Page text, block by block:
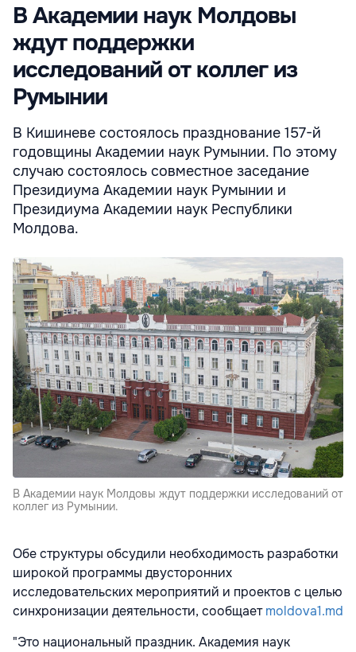
В Академии наук Молдовы
ждут поддержки
исследований от коллег из
Румынии
В Кишиневе состоялось празднование 157-й
годовщины Академии наук Румынии. По этому
случаю состоялось совместное заседание
Президиума Академии наук Румынии и
Президиума Академии наук Республики
Молдова.
В Академии наук Молдовы ждут поддержки исследований от
коллег из Румынии.
Обе структуры обсудили необходимость разработки
широкой программы двусторонних
исследовательских мероприятий и проектов с целью
синхронизации деятельности, сообщаетmoldova1.md
"Это национальный праздник. Академия наук